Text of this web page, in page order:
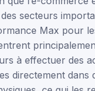
secteurs
Max pour
à effectuer des
directement dans